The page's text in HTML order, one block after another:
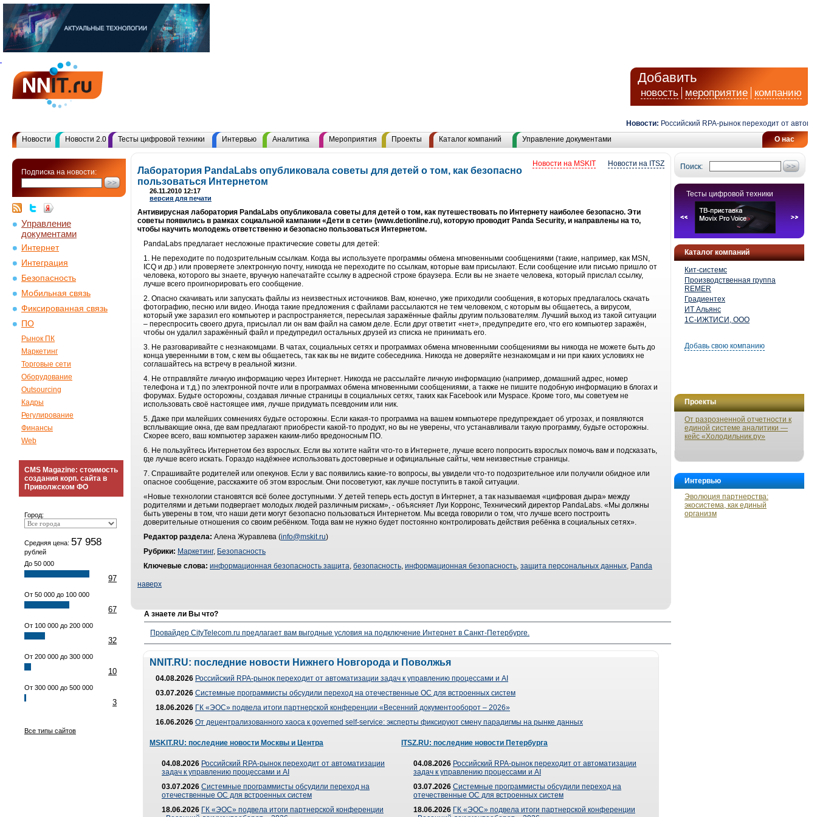
Добавить
новость мероприятие компанию
Новости: Российский RPA-рынок переходит от
О нас
Новости Новости 2.0 Тесты цифровой техники Интервью Аналитика Мероприятия Проекты Каталог компаний Управление документами
Подписка на новости:
Управление
документами
Интернет
Интеграция
Безопасность
Мобильная связь
Фиксированная связь
ПО
Рынок ПК
Маркетинг
Торговые сети
Оборудование
Outsourcing
Кадры
Регулирование
Финансы
Web
CMS Magazine: стоимость
создания корп. сайта в
Приволжском ФО
Город:
Средняя цена: 57 958
рублей
До 50 000
97
От 50 000 до 100 000
67
От 100 000 до 200 000
32
От 200 000 до 300 000
10
От 300 000 до 500 000
3
Все типы сайтов
Поиск:
Тесты цифровой техники
Каталог компаний
Кит-системс
Производственная группа
REMER
Градиентех
ИТ Альянс
1С-ИЖТИСИ, ООО
Добавь свою компанию
Проекты
От разрозненной отчетности к
единой системе аналитики —
кейс «Холодильник.ру»
Интервью
Эволюция партнерства:
экосистема, как единый
организм
Новости на ITSZ
Новости на MSKIT
Лаборатория PandaLabs опубликовала советы для детей о том, как безопасно
пользоваться Интернетом
26.11.2010 12:17
версия для печати
Антивирусная лаборатория PandaLabs опубликовала советы для детей о том, как путешествовать по Интернету наиболее безопасно. Эти
советы появились в рамках социальной кампании «Дети в сети» (www.detionline.ru), которую проводит Panda Security, и направлены на то,
чтобы научить молодежь ответственно и безопасно пользоваться Интернетом.
PandaLabs предлагает несложные практические советы для детей:
1. Не переходите по подозрительным ссылкам. Когда вы используете программы обмена мгновенными сообщениями (такие, например, как MSN,
ICQ и др.) или проверяете электронную почту, никогда не переходите по ссылкам, которые вам присылают. Если сообщение или письмо пришло от
человека, которого вы знаете, вручную напечатайте ссылку в адресной строке браузера. Если вы не знаете человека, который прислал ссылку,
лучше всего проигнорировать его сообщение.
2. Опасно скачивать или запускать файлы из неизвестных источников. Вам, конечно, уже приходили сообщения, в которых предлагалось скачать
фотографию, песню или видео. Иногда такие предложения с файлами рассылаются не тем человеком, с которым вы общаетесь, а вирусом,
который уже заразил его компьютер и распространяется, пересылая заражённые файлы другим пользователям. Лучший выход из такой ситуации
– переспросить своего друга, присылал ли он вам файл на самом деле. Если друг ответит «нет», предупредите его, что его компьютер заражён,
чтобы он удалил заражённый файл и предупредил остальных друзей из списка не принимать его.
3. Не разговаривайте с незнакомцами. В чатах, социальных сетях и программах обмена мгновенными сообщениями вы никогда не можете быть до
конца уверенными в том, с кем вы общаетесь, так как вы не видите собеседника. Никогда не доверяйте незнакомцам и ни при каких условиях не
соглашайтесь на встречу в реальной жизни.
4. Не отправляйте личную информацию через Интернет. Никогда не рассылайте личную информацию (например, домашний адрес, номер
телефона и т.д.) по электронной почте или в программах обмена мгновенными сообщениями, а также не пишите подобную информацию в блогах и
форумах. Будьте осторожны, создавая личные страницы в социальных сетях, таких как Facebook или Myspace. Кроме того, мы советуем не
использовать своё настоящее имя, лучше придумать псевдоним или ник.
5. Даже при малейших сомнениях будьте осторожны. Если какая-то программа на вашем компьютере предупреждает об угрозах, и появляются
всплывающие окна, где вам предлагают приобрести какой-то продукт, но вы не уверены, что устанавливали такую программу, будьте осторожны.
Скорее всего, ваш компьютер заражен каким-либо вредоносным ПО.
6. Не пользуйтесь Интернетом без взрослых. Если вы хотите найти что-то в Интернете, лучше всего попросить взрослых помочь вам и подсказать,
где лучше всего искать. Гораздо надёжнее использовать достоверные и официальные сайты, чем неизвестные страницы.
7. Спрашивайте родителей или опекунов. Если у вас появились какие-то вопросы, вы увидели что-то подозрительное или получили обидное или
опасное сообщение, расскажите об этом взрослым. Они посоветуют, как лучше поступить в такой ситуации.
«Новые технологии становятся всё более доступными. У детей теперь есть доступ в Интернет, а так называемая «цифровая дыра» между
родителями и детьми подвергает молодых людей различным рискам», - объясняет Луи Корронс, Технический директор PandaLabs. «Мы должны
быть уверены в том, что наши дети могут безопасно пользоваться Интернетом. Мы всегда говорили о том, что лучше всего построить
доверительные отношения со своим ребёнком. Тогда вам не нужно будет постоянно контролировать действия ребёнка в социальных сетях».
Редактор раздела: Алена Журавлева (info@mskit.ru)
Рубрики: Маркетинг, Безопасность
Ключевые слова: информационная безопасность защита, безопасность, информационная безопасность, защита персональных данных, Panda
наверх
А знаете ли Вы что?
Провайдер CityTelecom.ru предлагает вам выгодные условия на подключение Интернет в Санкт-Петербурге.
NNIT.RU: последние новости Нижнего Новгорода и Поволжья
04.08.2026 Российский RPA-рынок переходит от автоматизации задач к управлению процессами и AI
03.07.2026 Системные программисты обсудили переход на отечественные ОС для встроенных систем
18.06.2026 ГК «ЭОС» подвела итоги партнерской конференции «Весенний документооборот – 2026»
16.06.2026 От децентрализованного хаоса к governed self-service: эксперты фиксируют смену парадигмы на рынке данных
MSKIT.RU: последние новости Москвы и Центра
04.08.2026 Российский RPA-рынок переходит от автоматизации
задач к управлению процессами и AI
03.07.2026 Системные программисты обсудили переход на
отечественные ОС для встроенных систем
18.06.2026 ГК «ЭОС» подвела итоги партнерской конференции
ITSZ.RU: последние новости Петербурга
04.08.2026 Российский RPA-рынок переходит от автоматизации
задач к управлению процессами и AI
03.07.2026 Системные программисты обсудили переход на
отечественные ОС для встроенных систем
18.06.2026 ГК «ЭОС» подвела итоги партнерской конференции